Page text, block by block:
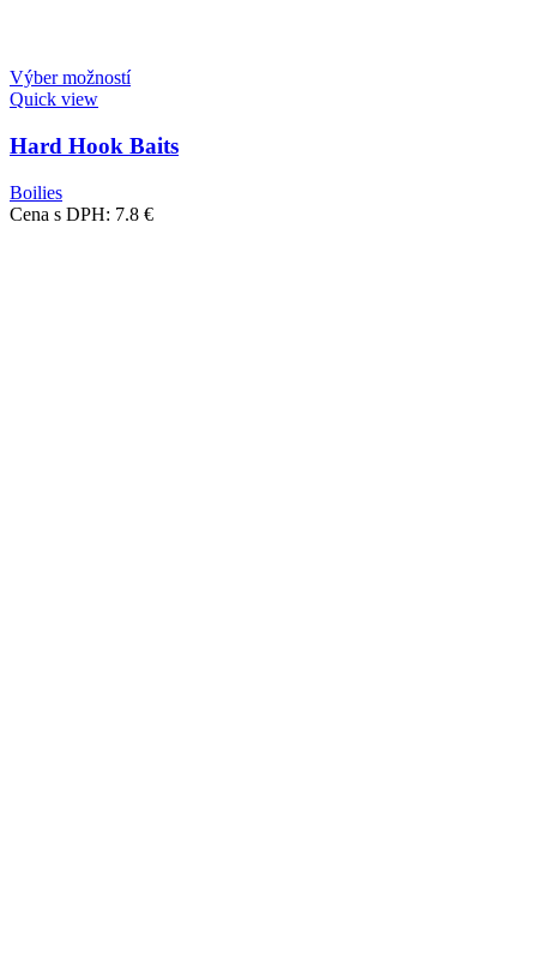
Výber možností
Quick view
Hard Hook Baits
Boilies
Cena s DPH: 7.8 €